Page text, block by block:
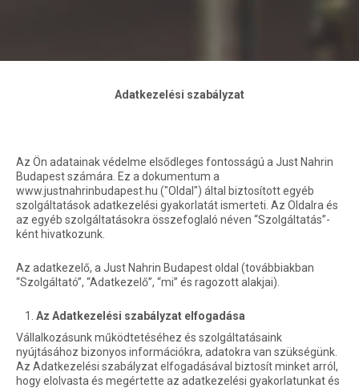
Adatkezelési szabályzat
Az Ön adatainak védelme elsődleges fontosságú a Just Nahrin
Budapest számára. Ez a dokumentum a
www.justnahrinbudapest.hu ("Oldal") által biztosított egyéb
szolgáltatások adatkezelési gyakorlatát ismerteti. Az Oldalra és
az egyéb szolgáltatásokra összefoglaló néven “Szolgáltatás”-
ként hivatkozunk.
Az adatkezelő, a Just Nahrin Budapest oldal (továbbiakban
“Szolgáltató”, “Adatkezelő”, “mi” és ragozott alakjai).
Az Adatkezelési szabályzat elfogadása
Vállalkozásunk működtetéséhez és szolgáltatásaink
nyújtásához bizonyos információkra, adatokra van szükségünk.
Az Adatkezelési szabályzat elfogadásával biztosít minket arról,
hogy elolvasta és megértette az adatkezelési gyakorlatunkat és